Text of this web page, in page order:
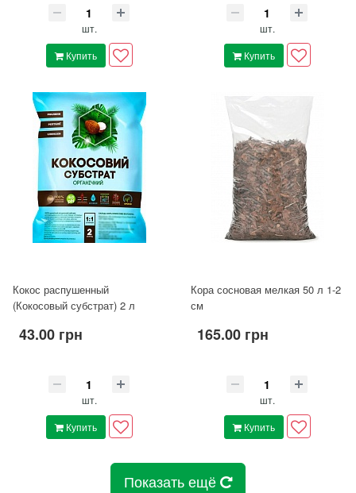
шт.
Купить
шт.
Купить
Кокос распушенный
(Кокосовый субстрат) 2 л
43.00 грн
шт.
Купить
Кора сосновая мелкая 50 л 1-2
см
165.00 грн
шт.
Купить
Показать ещё